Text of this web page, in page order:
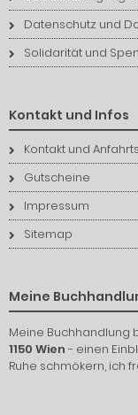
Datenschutz und
Solidarität und
Kontakt und Infos
Kontakt und
Gutscheine
Impressum
Sitemap
Meine
Meine Buchhandlung
1150 Wien- einen
Ruhe schmökern, ich